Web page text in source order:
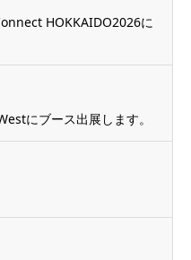
HOKKAIDO2026に
にブース出展します。